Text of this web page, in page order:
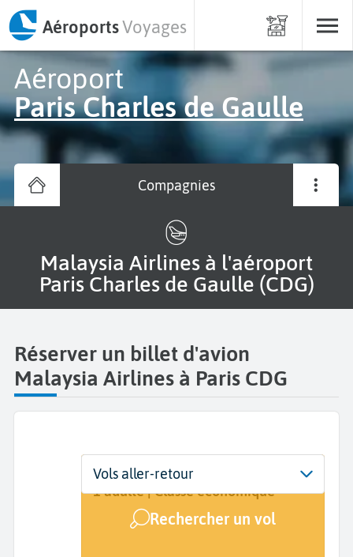
AéroportsVoyages
Aéroport
Paris Charles de Gaulle
Compagnies
Malaysia Airlines à l'aéroport
Paris Charles de Gaulle (CDG)
Réserver un billet d'avion
Malaysia Airlines à Paris CDG
Départ
Paris Charles de Gaulle (CDG)
Dates
Dates de votre voyage
Voyageurs | Classe
1 adulte | Classe économique
Rechercher un vol
Vols aller-retour